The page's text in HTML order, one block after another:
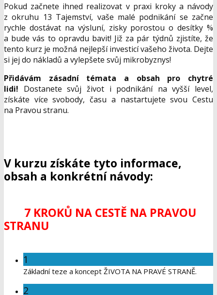
Pokud začnete ihned realizovat v praxi kroky a návody
z okruhu 13 Tajemství, vaše malé podnikání se začne
rychle dostávat na výsluní, zisky porostou o desítky %
a bude vás to opravdu bavit! Již za pár týdnů zjistíte, že
tento kurz je možná nejlepší investicí vašeho života. Dejte
si jej do nákladů a vylepšete svůj mikrobyznys!
Přidávám zásadní témata a obsah pro chytré
lidi! Dostanete svůj život i podnikání na vyšší level,
získáte více svobody, času a nastartujete svou Cestu
na Pravou stranu.
V kurzu získáte tyto informace,
obsah a konkrétní návody:
7 KROKŮ NA CESTĚ NA PRAVOU
STRANU
1
Základní teze a koncept ŽIVOTA NA PRAVÉ STRANĚ.
2